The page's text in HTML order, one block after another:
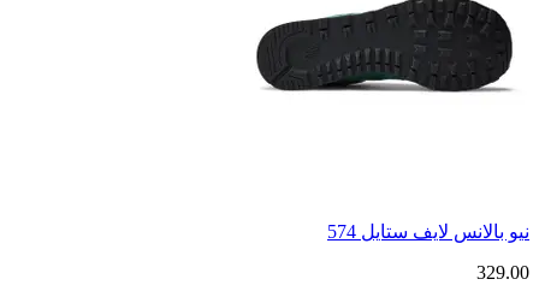
نيو بالانس لايف ستايل 574
329.00